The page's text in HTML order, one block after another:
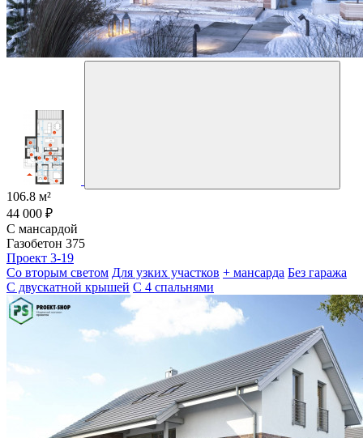
106.8 м²
44 000 ₽
С мансардой
Газобетон 375
Проект 3-19
Со вторым светом Для узких участков + мансарда Без гаража
С двускатной крышей С 4 спальнями